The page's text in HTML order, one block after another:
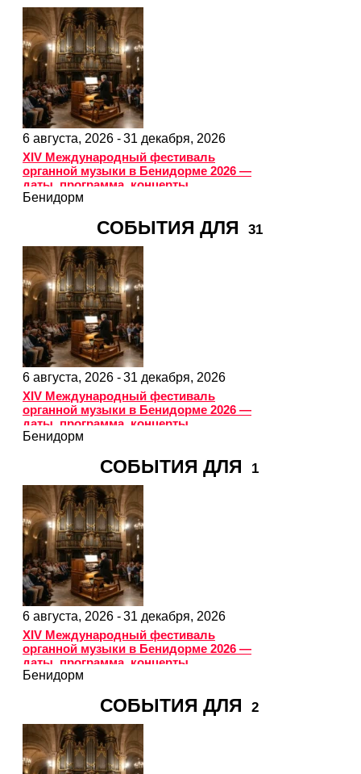
6 августа, 2026 -31 декабря, 2026
XIV Международный фестиваль
органной музыки в Бенидорме 2026 —
даты, программа, концерты
Бенидорм
СОБЫТИЯ ДЛЯ 31
6 августа, 2026 -31 декабря, 2026
XIV Международный фестиваль
органной музыки в Бенидорме 2026 —
даты, программа, концерты
Бенидорм
СОБЫТИЯ ДЛЯ 1
6 августа, 2026 -31 декабря, 2026
XIV Международный фестиваль
органной музыки в Бенидорме 2026 —
даты, программа, концерты
Бенидорм
СОБЫТИЯ ДЛЯ 2